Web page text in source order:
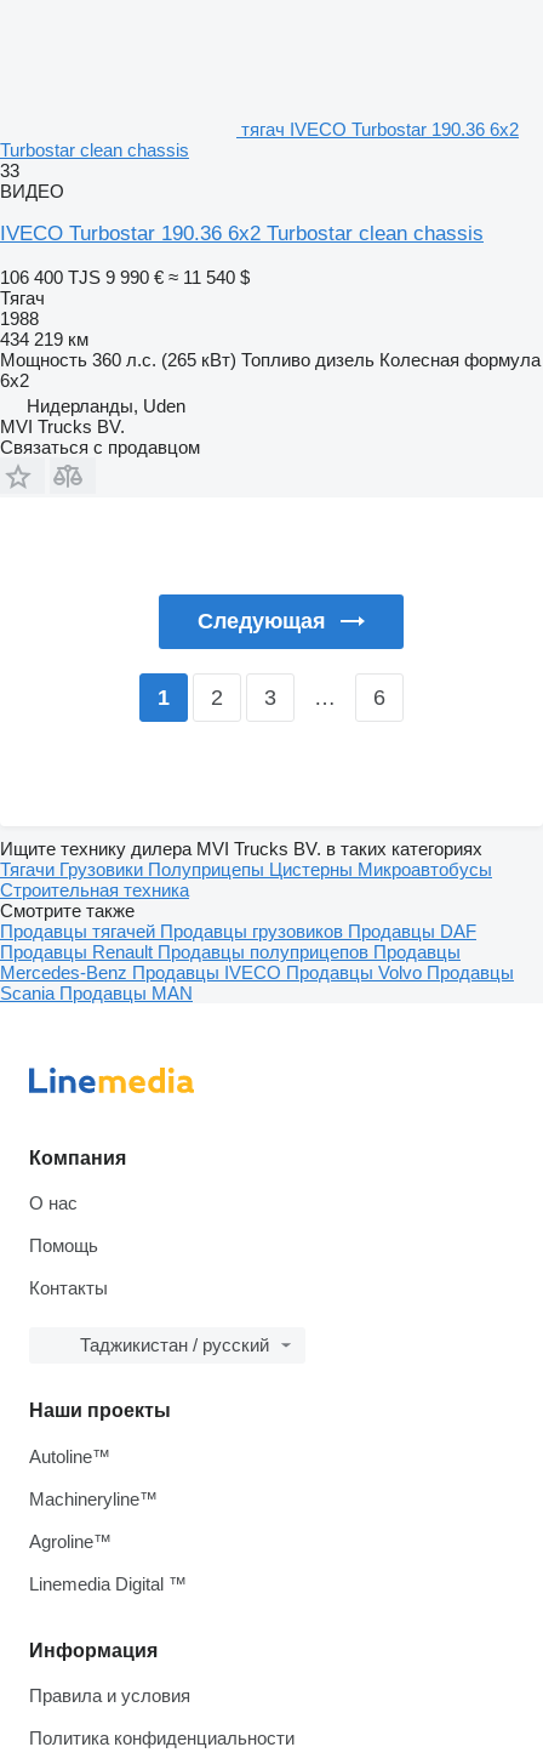
тягач IVECO Turbostar 190.36 6x2
Turbostar clean chassis
33
ВИДЕО
IVECO Turbostar 190.36 6x2 Turbostar clean chassis
106 400 TJS 9 990 € ≈ 11 540 $
Тягач
1988
434 219 км
Мощность 360 л.с. (265 кВт) Топливо дизель Колесная формула
6x2
Нидерланды, Uden
MVI Trucks BV.
Связаться с продавцом
Следующая
1 2 3 … 6
Ищите технику дилера MVI Trucks BV. в таких категориях
Тягачи Грузовики Полуприцепы Цистерны Микроавтобусы
Строительная техника
Смотрите также
Продавцы тягачей Продавцы грузовиков Продавцы DAF
Продавцы Renault Продавцы полуприцепов Продавцы
Mercedes-Benz Продавцы IVECO Продавцы Volvo Продавцы
Scania Продавцы MAN
Компания
О нас
Помощь
Контакты
Таджикистан / русский
Информация
Правила и условия
Политика конфиденциальности
Наши проекты
Autoline™
Machineryline™
Agroline™
Linemedia Digital ™